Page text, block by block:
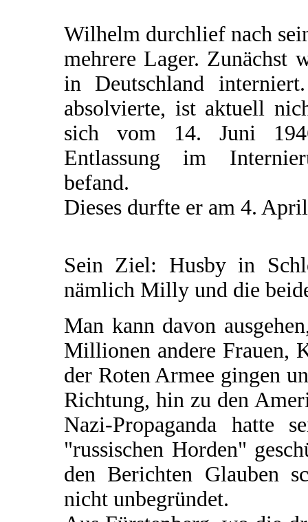
Wilhelm durchlief nach
mehrere Lager. Zunächst
in Deutschland
absolvierte, ist aktuell
sich vom 14. Juni
Entlassung im
befand.
Dieses durfte er am 4.
Sein Ziel: Husby in
nämlich Milly und die
Man kann davon
Millionen andere Frauen,
der Roten Armee gingen
Richtung, hin zu den
Nazi-Propaganda hatte
"russischen Horden"
den Berichten Glauben
nicht unbegründet.